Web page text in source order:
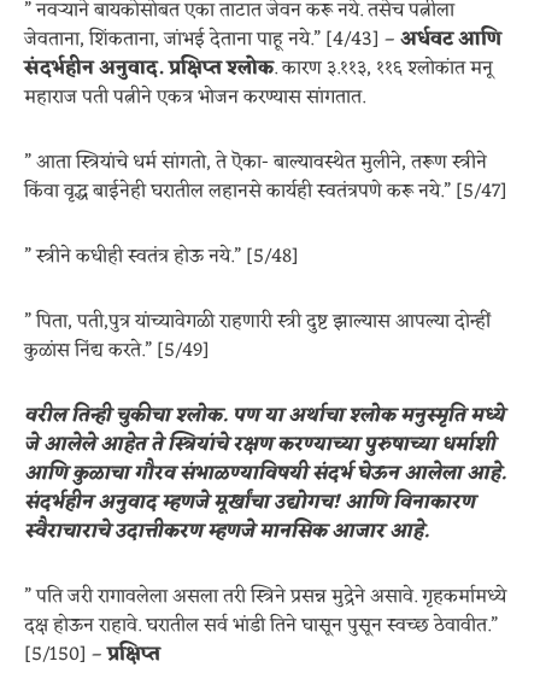
” नवर्‍याने बायकोसोबत एका ताटात जेवन करू नये. तसेच पत्नीला
जेवताना, शिंकताना, जांभई देताना पाहू नये.” [4/43] –अर्धवट आणि
संदर्भहीन अनुवाद. प्रक्षिप्त श्लोक. कारण ३.११३, ११६ श्लोकांत मनू
महाराज पती पत्नीने एकत्र भोजन करण्यास सांगतात.
” आता स्त्रियांचे धर्म सांगतो, ते ऎका- बाल्यावस्थेत मुलीने, तरूण स्त्रीने
किंवा वृद्ध बाईनेही घरातील लहानसे कार्यही स्वतंत्रपणे करू नये.” [5/47]
” स्त्रीने कधीही स्वतंत्र होऊ नये.” [5/48]
” पिता, पती,पुत्र यांच्यावेगळी राहणारी स्त्री दुष्ट झाल्यास आपल्या दोन्हीं
कुळांस निंद्य करते.” [5/49]
वरील तिन्ही चुकीचा श्लोक. पण या अर्थाचा श्लोक मनुस्मृति मध्ये
जे आलेले आहेत ते स्त्रियांचे रक्षण करण्याच्या पुरुषाच्या धर्माशी
आणि कुळाचा गौरव संभाळण्याविषयी संदर्भ घेऊन आलेला आहे.
संदर्भहीन अनुवाद म्हणजे मूर्खांचा उद्योगच! आणि विनाकारण
स्वैराचाराचे उदात्तीकरण म्हणजे मानसिक आजार आहे.
” पति जरी रागावलेला असला तरी स्त्रिने प्रसन्न मुद्रेने असावे. गृहकर्मामध्ये
दक्ष होऊन राहावे. घरातील सर्व भांडी तिने घासून पुसून स्वच्छ ठेवावीत.”
[5/150] –प्रक्षिप्त